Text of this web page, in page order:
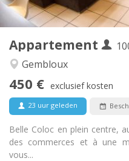
Appartement
Gembloux
450 € exclusief kosten
23 uur geleden
Belle Coloc en plein centre,
des commerces et à une
vous...